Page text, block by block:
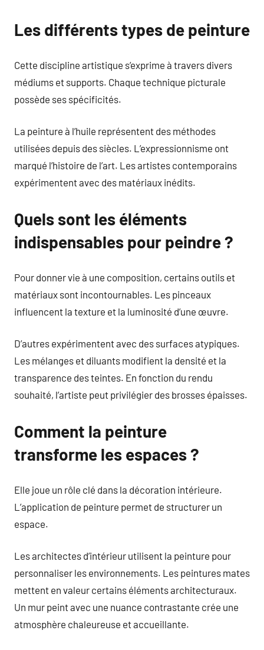
Les différents types de peinture
Cette discipline artistique s’exprime à travers divers
médiums et supports. Chaque technique picturale
possède ses spécificités.
La peinture à l’huile représentent des méthodes
utilisées depuis des siècles. L’expressionnisme ont
marqué l’histoire de l’art. Les artistes contemporains
expérimentent avec des matériaux inédits.
Quels sont les éléments
indispensables pour peindre ?
Pour donner vie à une composition, certains outils et
matériaux sont incontournables. Les pinceaux
influencent la texture et la luminosité d’une œuvre.
D’autres expérimentent avec des surfaces atypiques.
Les mélanges et diluants modifient la densité et la
transparence des teintes. En fonction du rendu
souhaité, l’artiste peut privilégier des brosses épaisses.
Comment la peinture
transforme les espaces ?
Elle joue un rôle clé dans la décoration intérieure.
L’application de peinture permet de structurer un
espace.
Les architectes d’intérieur utilisent la peinture pour
personnaliser les environnements. Les peintures mates
mettent en valeur certains éléments architecturaux.
Un mur peint avec une nuance contrastante crée une
atmosphère chaleureuse et accueillante.